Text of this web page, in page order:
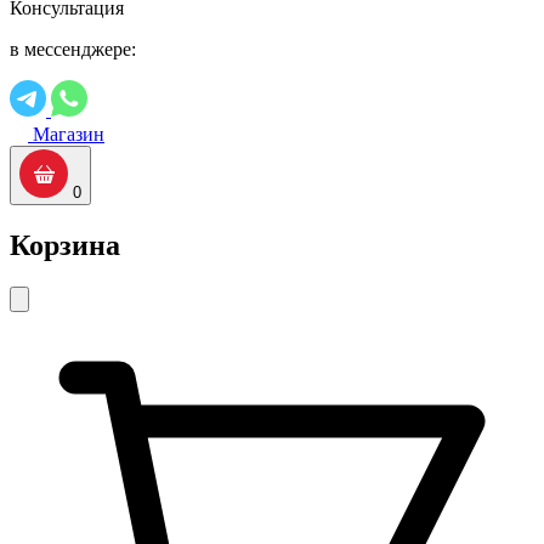
Консультация
в мессенджере:
Магазин
0
Корзина